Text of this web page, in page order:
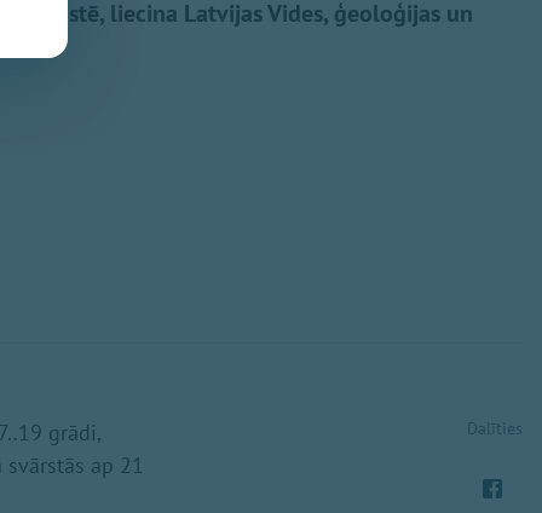
liecina Latvijas Vides, ģeoloģijas un
grādi,
ap 21
Dalīties